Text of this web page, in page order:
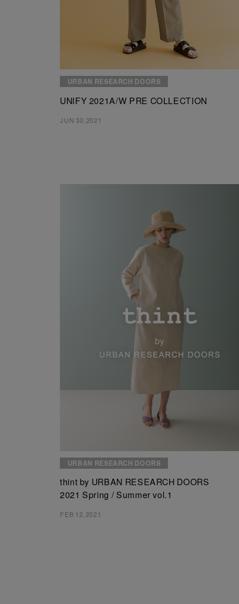
URBAN RESEARCH DOORS
UNIFY 2021A/W PRE COLLECTION
JUN 30,2021
URBAN RESEARCH DOORS
thint by URBAN RESEARCH DOORS
2021 Spring / Summer vol.1
FEB 12,2021